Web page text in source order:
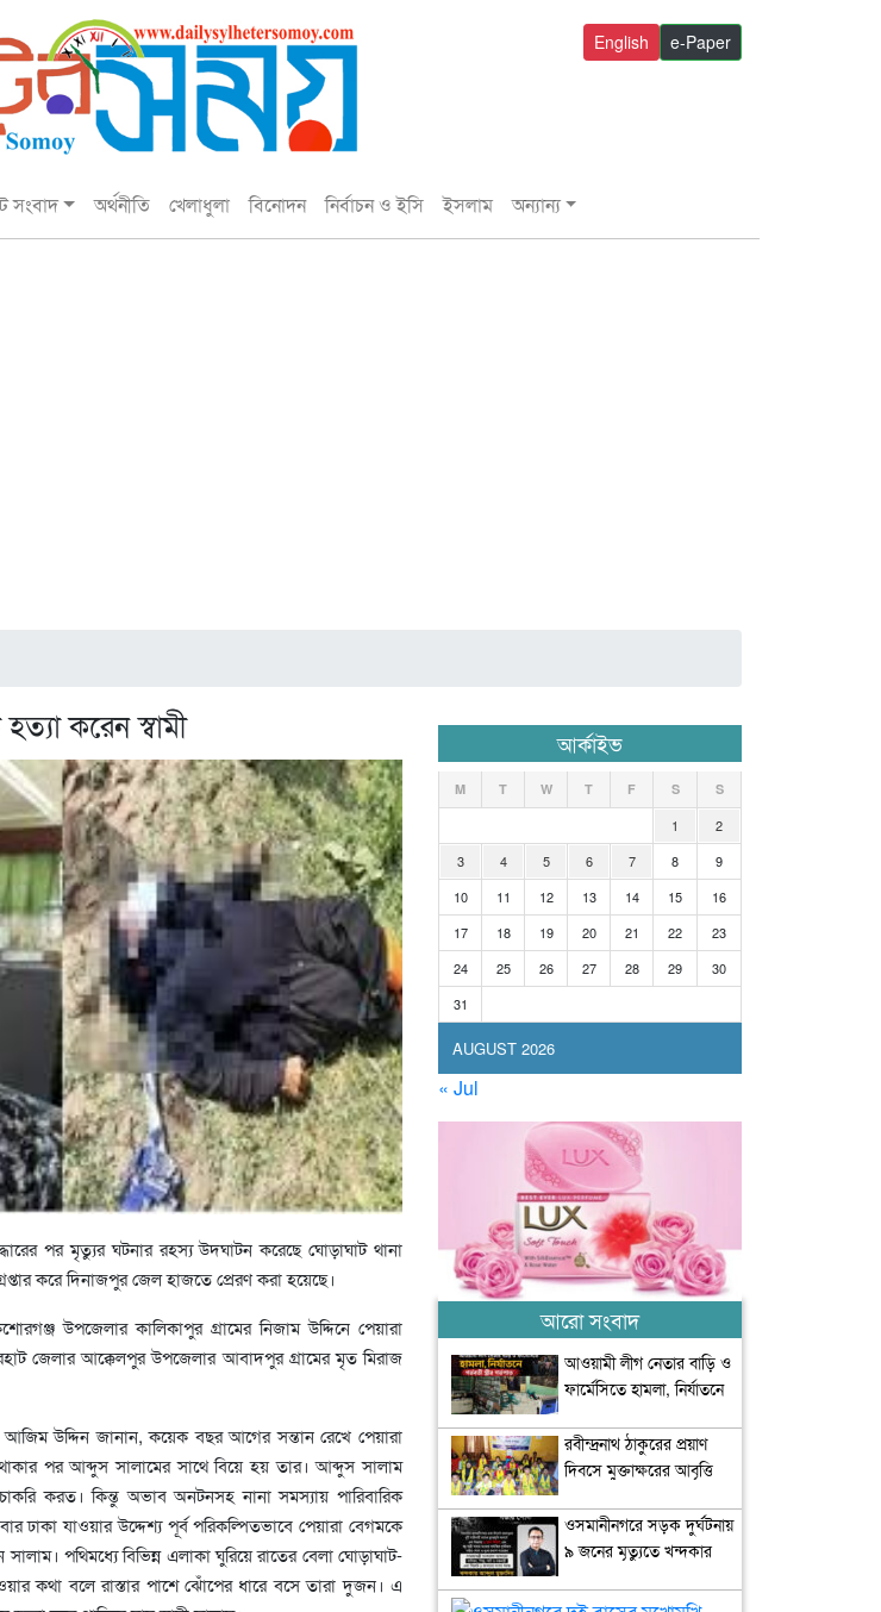
e-Paper
English
সংবাদ অর্থনীতি খেলাধুলা বিনোদন নির্বাচন ও ইসি ইসলাম অন্যান্য
করেন স্বামী
পর মৃত্যুর ঘটনার রহস্য উদঘাটন করেছে ঘোড়াঘাট থানা
করে দিনাজপুর জেল হাজতে প্রেরণ করা হয়েছে।
উপজেলার কালিকাপুর গ্রামের নিজাম উদ্দিনে পেয়ারা
জেলার আক্কেলপুর উপজেলার আবাদপুর গ্রামের মৃত মিরাজ
উদ্দিন জানান, কয়েক বছর আগের সন্তান রেখে পেয়ারা
পর আব্দুস সালামের সাথে বিয়ে হয় তার। আব্দুস সালাম
করত। কিন্তু অভাব অনটনসহ নানা সমস্যায় পারিবারিক
ঢাকা যাওয়ার উদ্দেশ্য পূর্ব পরিকল্পিতভাবে পেয়ারা বেগমকে
পথিমধ্যে বিভিন্ন এলাকা ঘুরিয়ে রাতের বেলা ঘোড়াঘাট-
কথা বলে রাস্তার পাশে ঝোঁপের ধারে বসে তারা দুজন। এ
আর্কাইভ
AUGUST 2026
M T W T F S S
1
2
3
4 5 6 7 8
9
10
11 12 13 14 15
16
17
18 19 20 21 22
23
24
25 26 27 28 29
30
31
« Jul
আরো সংবাদ
আওয়ামী লীগ নেতার বাড়ি ও
ফার্মেসিতে হামলা, নির্যাতনে
রবীন্দ্রনাথ ঠাকুরের প্রয়াণ
দিবসে মুক্তাক্ষরের আবৃত্তি
ওসমানীনগরে সড়ক দুর্ঘটনায়
৯ জনের মৃত্যুতে খন্দকার